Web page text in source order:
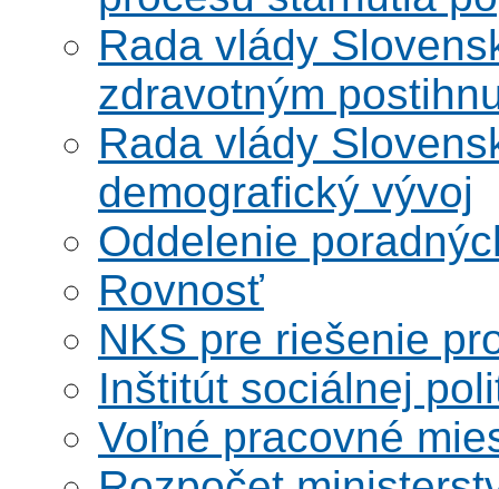
Rada vlády
zdravotným
Rada vlády
demografický vývoj
Oddelenie
Rovnosť
NKS pre riešenie
Inštitút sociálnej
Voľné pracovné